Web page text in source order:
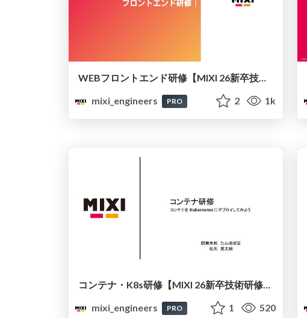
WEBフロントエンド研修【MIXI 26新卒技術研修】
mixi_engineers
PRO 2 1k
コンテナ・K8s研修【MIXI 26新卒技術研修】#2
mixi_engineers
PRO 1 520